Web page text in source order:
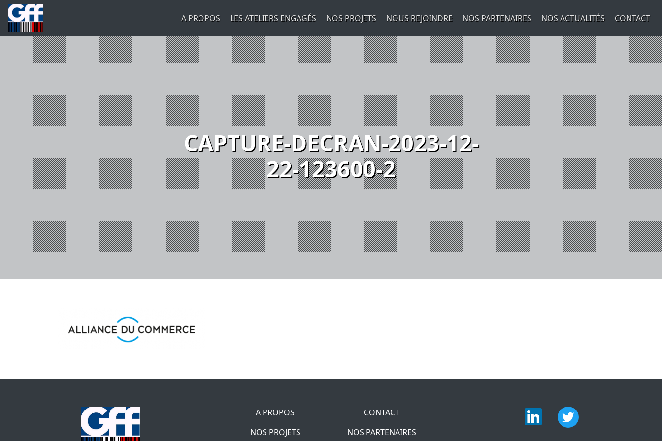
A PROPOS LES ATELIERS ENGAGÉS NOS PROJETS NOUS REJOINDRE NOS PARTENAIRES NOS ACTUALITÉS CONTACT
CAPTURE-DECRAN-2023-12-
22-123600-2
A PROPOS
NOS PROJETS
CONTACT
NOS PARTENAIRES